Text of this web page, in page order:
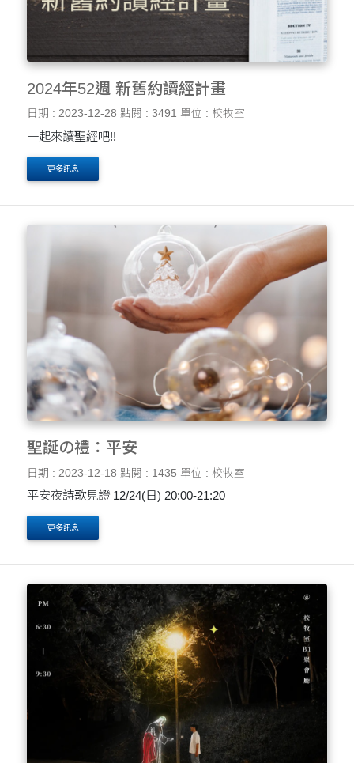
2024年52週 新舊約讀經計畫
日期 : 2023-12-28 點閱 : 3491 單位 : 校牧室
一起來讀聖經吧!!
更多訊息
聖誕の禮：平安
日期 : 2023-12-18 點閱 : 1435 單位 : 校牧室
平安夜詩歌見證 12/24(日) 20:00-21:20
更多訊息